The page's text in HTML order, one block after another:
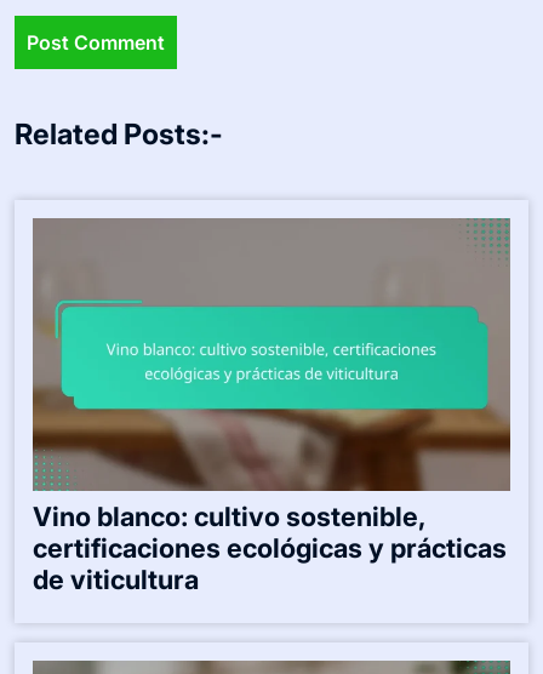
Related Posts:-
Vino blanco: cultivo sostenible,
certificaciones ecológicas y prácticas
de viticultura